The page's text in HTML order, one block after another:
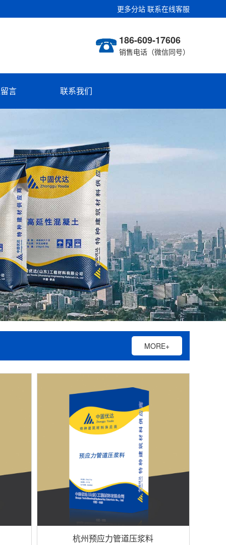
更多分站 联系在线客服
186-609-17606
销售电话（微信同号）
言 联系我们
MORE+
杭州预应力管道压浆料